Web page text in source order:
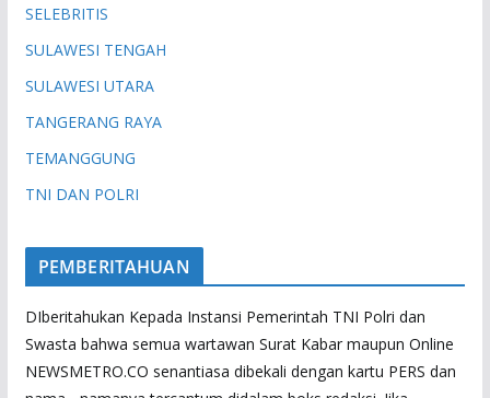
SELEBRITIS
SULAWESI TENGAH
SULAWESI UTARA
TANGERANG RAYA
TEMANGGUNG
TNI DAN POLRI
PEMBERITAHUAN
DIberitahukan Kepada Instansi Pemerintah TNI Polri dan
Swasta bahwa semua wartawan Surat Kabar maupun Online
NEWSMETRO.CO senantiasa dibekali dengan kartu PERS dan